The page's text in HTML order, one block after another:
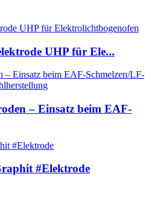
UHP für Ele...
– Einsatz beim EAF-
#Elektrode